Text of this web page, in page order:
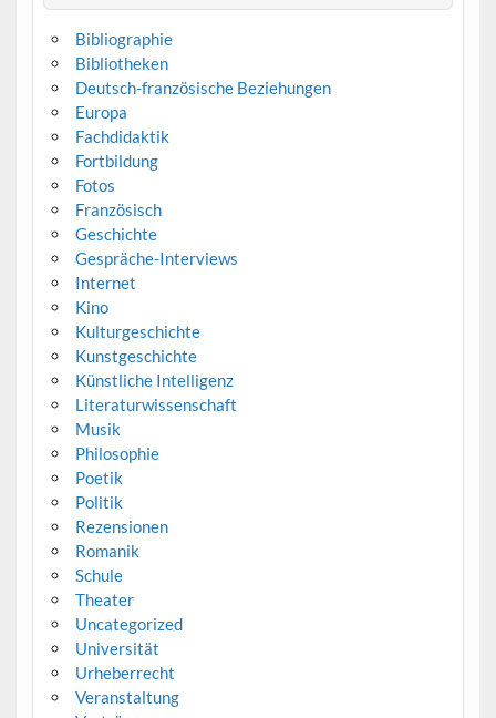
Bibliographie
Bibliotheken
Deutsch-französische Beziehungen
Europa
Fachdidaktik
Fortbildung
Fotos
Französisch
Geschichte
Gespräche-Interviews
Internet
Kino
Kulturgeschichte
Kunstgeschichte
Künstliche Intelligenz
Literaturwissenschaft
Musik
Philosophie
Poetik
Politik
Rezensionen
Romanik
Schule
Theater
Uncategorized
Universität
Urheberrecht
Veranstaltung